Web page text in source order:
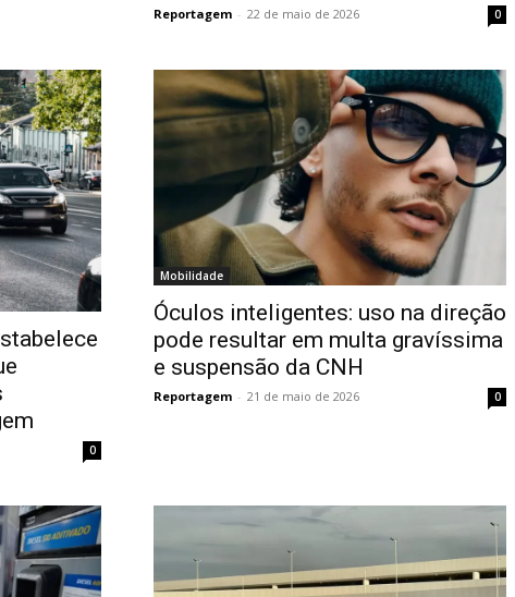
Reportagem - 22 de maio de 2026 0
0
Mobilidade
Óculos inteligentes: uso na direção
pode resultar em multa gravíssima
e suspensão da CNH
Reportagem - 21 de maio de 2026 0